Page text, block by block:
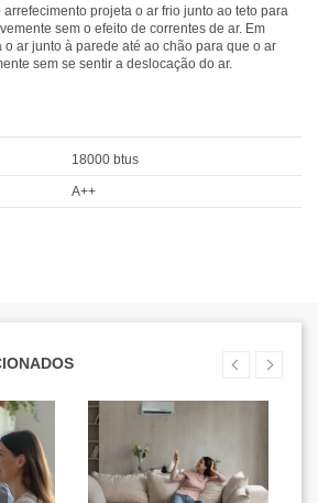
arrefecimento projeta o ar frio junto ao teto para
sem o efeito de correntes de ar. Em
ar junto à parede até ao chão para que o ar
sem se sentir a deslocação do ar.
18000 btus
A++